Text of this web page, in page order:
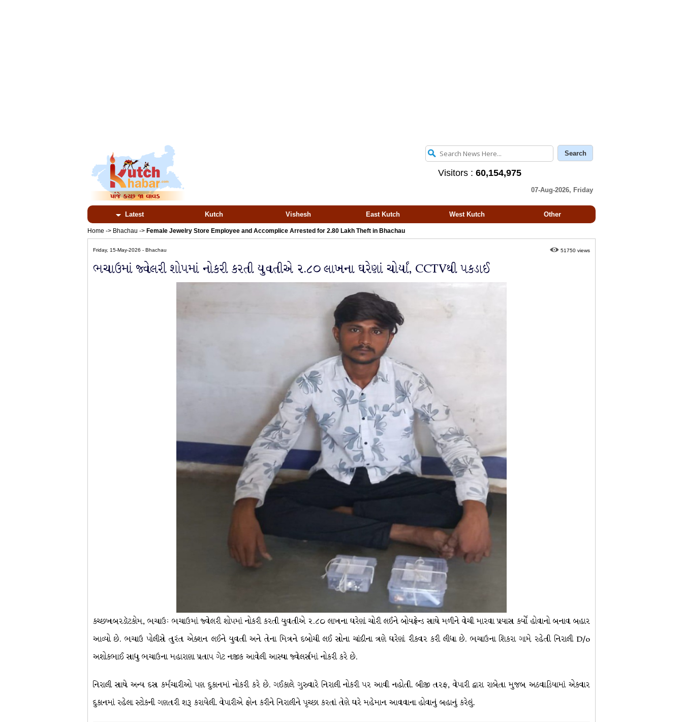
Visitors : 60,154,975
07-Aug-2026, Friday
Latest Kutch Vishesh East Kutch West Kutch Other
Home -> Bhachau -> Female Jewelry Store Employee and Accomplice Arrested for 2.80 Lakh Theft in Bhachau
Friday, 15-May-2026 - Bhachau 51750 views
ભચાઉમાં જ્વેલરી શોપમાં નોકરી કરતી યુવતીએ ૨.૮૦ લાખના ઘરેણાં ચોર્યાં, CCTVથી પકડાઈ
કચ્છખબરડૉટકોમ, ભચાઉઃ ભચાઉમાં જ્વેલરી શોપમાં નોકરી કરતી યુવતીએ ૨.૮૦ લાખના ઘરેણાં ચોરી લઈને બોયફ્રેન્ડ સાથે મળીને વેચી મારવા પ્રયાસ કર્યો હોવાનો બનાવ બહાર
આવ્યો છે. ભચાઉ પોલીસે તુરંત એક્શન લઈને યુવતી અને તેના મિત્રને દબોચી લઈ સોના ચાંદીના ત્રણે ઘરેણાં રીકવર કરી લીધા છે. ભચાઉના શિકરા ગામે રહેતી નિરાલી D/o
અશોકભાઈ સાધુ ભચાઉના મહારાણા પ્રતાપ ગેટ નજીક આવેલી આસ્થા જ્વેલર્સમાં નોકરી કરે છે.
નિરાલી સાથે અન્ય દસ કર્મચારીઓ પણ દુકાનમાં નોકરી કરે છે. ગઈકાલે ગુરુવારે નિરાલી નોકરી પર આવી નહોતી. બીજી તરફ, વેપારી દ્વારા રાબેતા મુજબ અઠવાડિયામાં એકવાર
દુકાનમાં રહેલા સ્ટોકની ગણતરી શરૂ કરાયેલી. વેપારીએ ફોન કરીને નિરાલીને પૃચ્છા કરતાં તેણે ઘરે મહેમાન આવવાના હોવાનું બહાનું કરેલું.